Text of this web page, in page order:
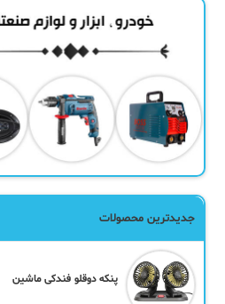
جدیدترین محصولات
پنکه دوقلو فندکی ماشین